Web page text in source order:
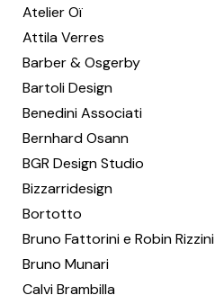
Atelier Oï
Attila Verres
Barber & Osgerby
Bartoli Design
Benedini Associati
Bernhard Osann
BGR Design Studio
Bizzarridesign
Bortotto
Bruno Fattorini e Robin Rizzini
Bruno Munari
Calvi Brambilla